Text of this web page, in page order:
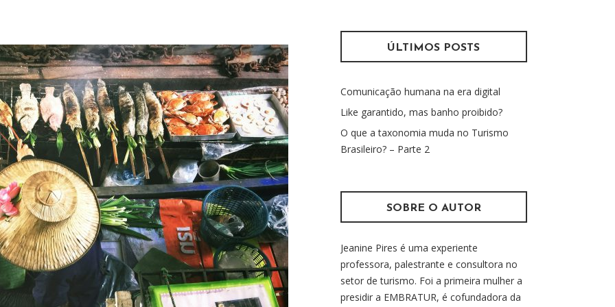
q
i
a
r
p
o
ÚLTIMOS POSTS
Comunicação humana na era digital
Like garantido, mas banho proibido?
O que a taxonomia muda no Turismo
Brasileiro? – Parte 2
SOBRE O AUTOR
Jeanine Pires é uma experiente
professora, palestrante e consultora no
setor de turismo. Foi a primeira mulher a
presidir a EMBRATUR, é cofundadora da